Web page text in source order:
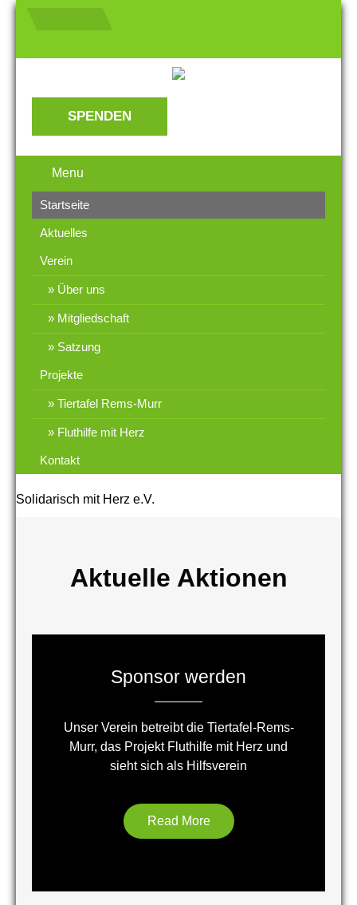
SPENDEN
Menu
Startseite
Aktuelles
Verein
Über uns
Mitgliedschaft
Satzung
Projekte
Tiertafel Rems-Murr
Fluthilfe mit Herz
Kontakt
Solidarisch mit Herz e.V.
Aktuelle Aktionen
Sponsor werden
Unser Verein betreibt die Tiertafel-Rems-
Murr, das Projekt Fluthilfe mit Herz und
sieht sich als Hilfsverein
Read More